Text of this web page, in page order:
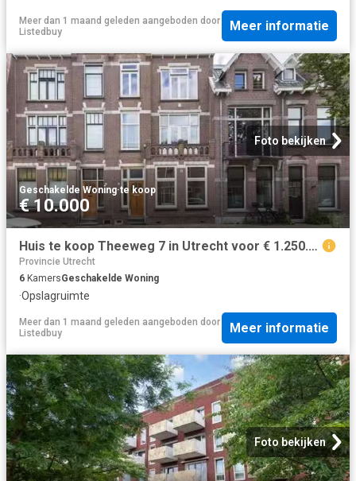
Meer dan 1 maand geleden aangeboden door
Listedbuy
Meer informatie
Foto bekijken
Geschakelde Woning·te koop
€ 10.000
Huis te koop Theeweg 7 in Utrecht voor € 1.250.000
Provincie Utrecht
6 KamersGeschakelde Woning
·Opslagruimte
Meer dan 1 maand geleden aangeboden door
Listedbuy
Meer informatie
Foto bekijken